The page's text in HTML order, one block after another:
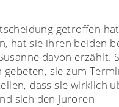
getroffen
hat sie ihren beiden
davon erzählt.
sie zum
dass sie wirklich
sich den Juroren